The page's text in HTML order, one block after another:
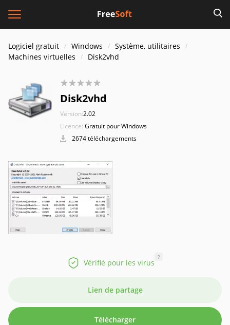
Logiciel gratuit Windows
Système, utilitaires
Machines virtuelles
Disk2vhd
Disk2vhd
Version:2.02
Licence: Gratuit pour Windows
2674 téléchargements
Vérifié pour les virus
?
Lien de partage
Télécharger